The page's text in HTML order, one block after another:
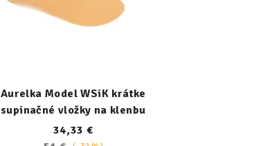
Aurelka Model WSiK krátke
supinačné vložky na klenbu
34,33 €